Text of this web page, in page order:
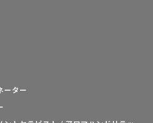
ター
ントセラピスト / アロマハンドリラッ